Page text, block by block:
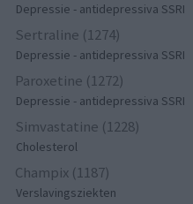
Depressie - antidepressiva SSRI
Sertraline (1274)
Depressie - antidepressiva SSRI
Paroxetine (1272)
Depressie - antidepressiva SSRI
Simvastatine (1228)
Cholesterol
Champix (1187)
Verslavingsziekten